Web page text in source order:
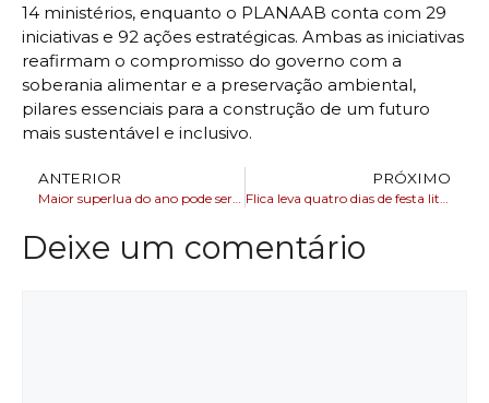
14 ministérios, enquanto o PLANAAB conta com 29
iniciativas e 92 ações estratégicas. Ambas as iniciativas
reafirmam o compromisso do governo com a
soberania alimentar e a preservação ambiental,
pilares essenciais para a construção de um futuro
mais sustentável e inclusivo.
ANTERIOR PRÓXIMO
Deixe um comentário